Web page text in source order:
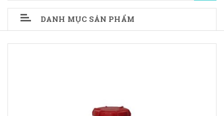
DANH MỤC SẢN PHẨM